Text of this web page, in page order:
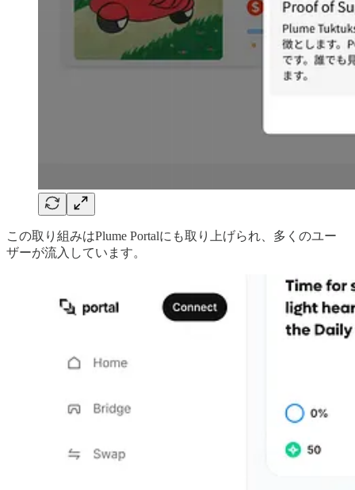
この取り組みはPlume Portalにも取り上げられ、多くのユー
ザーが流入しています。